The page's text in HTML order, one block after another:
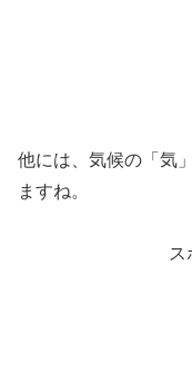
他には、気候の「気
ますね。
ス